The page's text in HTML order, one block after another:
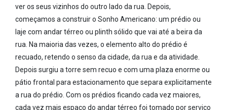
ver os seus vizinhos do outro lado da rua. Depois,
começamos a construir o Sonho Americano: um prédio ou
laje com andar térreo ou plinth sólido que vai até a beira da
rua. Na maioria das vezes, o elemento alto do prédio é
recuado, retendo o senso da cidade, da rua e da atividade.
Depois surgiu a torre sem recuo e com uma plaza enorme ou
pátio frontal para estacionamento que separa explicitamente
a rua do prédio. Com os prédios ficando cada vez maiores,
cada vez mais espaço do andar térreo foi tomado por serviço